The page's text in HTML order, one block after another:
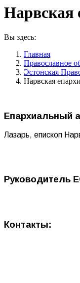
Нарвская
Вы здесь:
Главная
Православное
Эстонская
Нарвская
Епархиальный
Лазарь, епископ
Руководитель
Контакты: